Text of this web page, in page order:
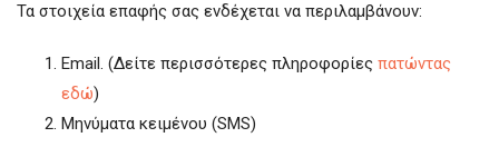
Τα στοιχεία επαφής σας ενδέχεται να περιλαμβάνουν:
Email. (Δείτε περισσότερες πληροφορίες πατώντας
εδώ)
Μηνύματα κειμένου (SMS)